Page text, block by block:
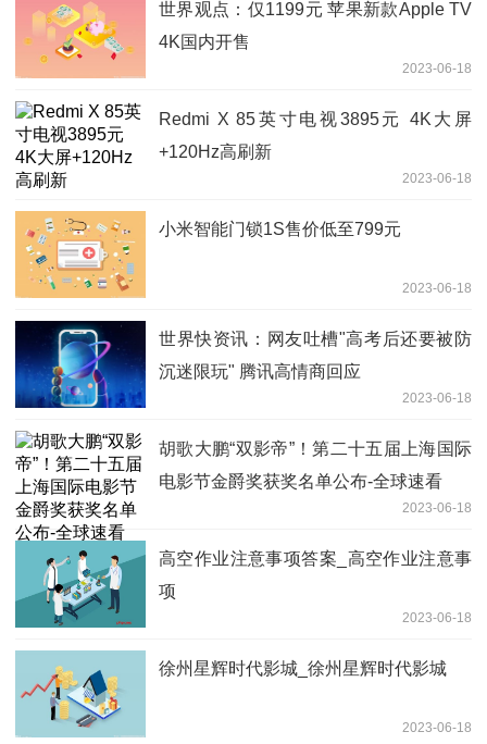
世界观点：仅1199元 苹果新款Apple TV
4K国内开售
2023-06-18
Redmi X 85英寸电视3895元 4K大屏
+120Hz高刷新
2023-06-18
小米智能门锁1S售价低至799元
2023-06-18
世界快资讯：网友吐槽"高考后还要被防
沉迷限玩" 腾讯高情商回应
2023-06-18
胡歌大鹏“双影帝”！第二十五届上海国际
电影节金爵奖获奖名单公布-全球速看
2023-06-18
高空作业注意事项答案_高空作业注意事
项
2023-06-18
徐州星辉时代影城_徐州星辉时代影城
2023-06-18